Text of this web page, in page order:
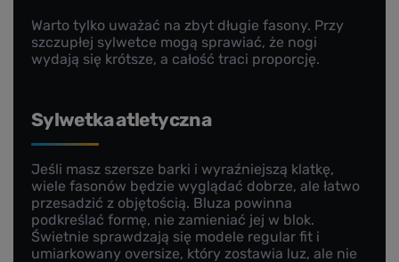
Warto tylko uważać na zbyt długie fasony. Przy
szczupłej sylwetce mogą sprawiać, że nogi
wydają się krótsze, a całość traci proporcję.
Sylwetka atletyczna
Jeśli masz szersze barki i wyraźniejszą klatkę,
wiele fasonów będzie wyglądać dobrze, ale łatwo
przesadzić z objętością. Bluza powinna
podkreślać formę, nie zamieniać jej w blok.
Świetnie sprawdzają się modele regular fit i
umiarkowany oversize, który zostawia luz, ale nie